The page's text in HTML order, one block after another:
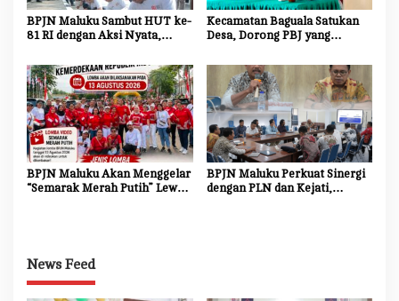
BPJN Maluku Sambut HUT ke-
81 RI dengan Aksi Nyata,
Jalan Nasional
Kecamatan Baguala Satukan
Desa, Dorong PBJ yang
BPJN Maluku Akan Menggelar
“Semarak Merah Putih” Lewat
BPJN Maluku Perkuat Sinergi
dengan PLN dan Kejati,
News Feed